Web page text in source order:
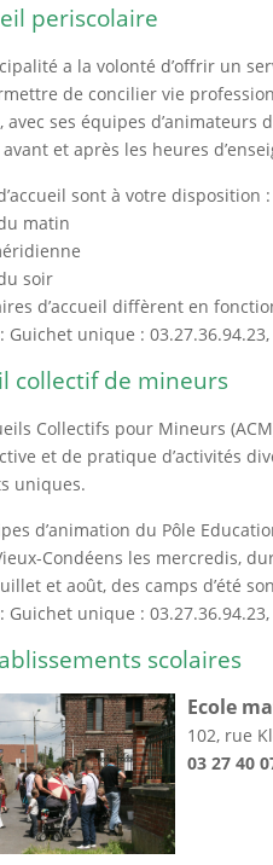
periscolaire
a la volonté d’offrir un
de concilier vie
avec ses équipes d’animateurs
et après les heures
sont à votre disposition :
matin
soir
d’accueil diffèrent en
Guichet unique : 03.27.36.94.23,
collectif de mineurs
Collectifs pour Mineurs
et de pratique d’activités
uniques.
d’animation du Pôle
Condéens les mercredis,
et août, des camps d’été
Guichet unique : 03.27.36.94.23,
scolaires
Ecole
102, rue
03 27 40